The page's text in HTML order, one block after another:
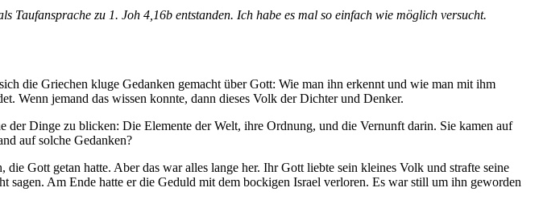
zu 1. Joh 4,16b entstanden. Ich habe es mal so einfach wie möglich versucht.
die Griechen kluge Gedanken gemacht über Gott: Wie man ihn erkennt und wie man mit ihm
Wenn jemand das wissen konnte, dann dieses Volk der Dichter und Denker.
Dinge zu blicken: Die Elemente der Welt, ihre Ordnung, und die Vernunft darin. Sie kamen auf
auf solche Gedanken?
Gott getan hatte. Aber das war alles lange her. Ihr Gott liebte sein kleines Volk und strafte seine
Am Ende hatte er die Geduld mit dem bockigen Israel verloren. Es war still um ihn geworden